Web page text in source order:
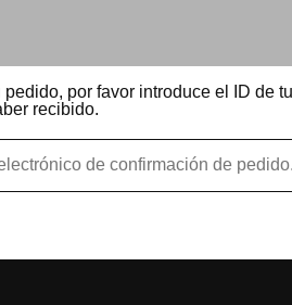
por favor introduce el ID de
recibido.